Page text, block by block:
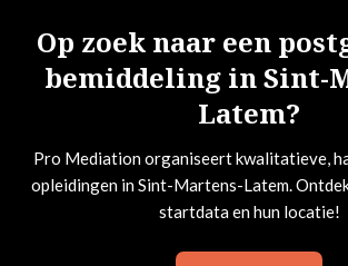
Op zoek naar een
bemiddeling in Sint-
Latem?
Pro Mediation organiseert kwalitatieve,
opleidingen in Sint-Martens-Latem.
startdata en hun locatie!